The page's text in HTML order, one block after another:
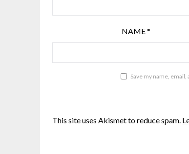
NAME*
Save my name,
This site uses Akismet to reduce spam.